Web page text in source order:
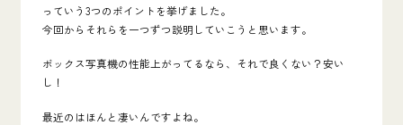
っていう3つのポイントを挙げました。
今回からそれらを一つずつ説明していこうと思います。
ボックス写真機の性能上がってるなら、それで良くない？安い
し！
最近のはほんと凄いんですよね。